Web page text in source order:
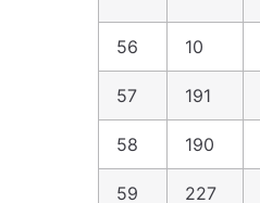
56 10
57 191
58 190
59 227